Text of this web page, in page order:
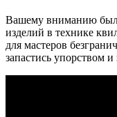
Вашему вниманию
изделий в технике
для мастеров
запастись упорством